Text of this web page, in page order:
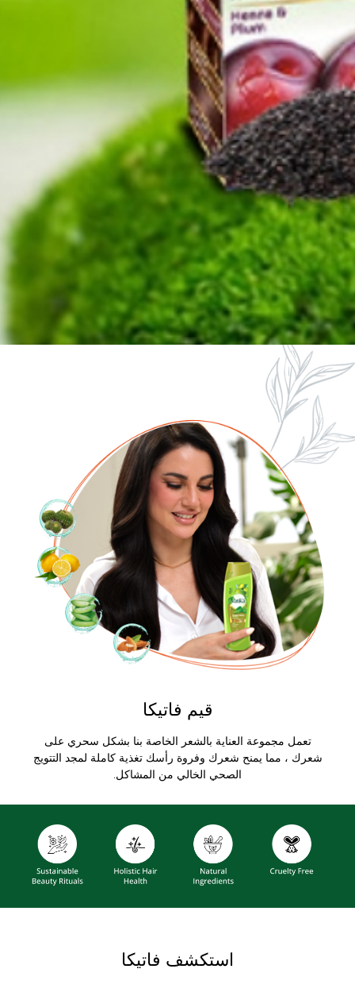
قيم فاتيكا
تعمل مجموعة العناية بالشعر الخاصة بنا بشكل سحري على
شعرك ، مما يمنح شعرك وفروة رأسك تغذية كاملة لمجد التتويج
الصحي الخالي من المشاكل.
استكشف فاتيكا